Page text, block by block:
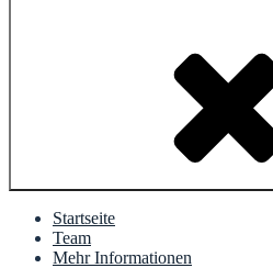
Startseite
Team
Mehr Informationen